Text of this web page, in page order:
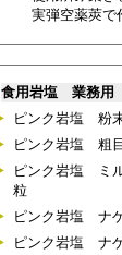
実弾空薬莢で
食用岩塩 業務用
ピンク岩塩 粉
ピンク岩塩 粗
ピンク岩塩 ミ
粒
ピンク岩塩 ナ
ピンク岩塩 ナ